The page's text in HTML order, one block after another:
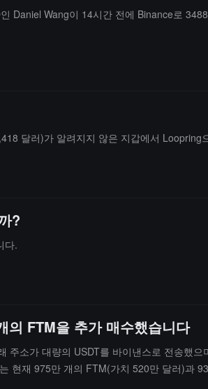
Daniel Wang이 14시간 전에 Binance로
달러)가 알려지지 않은 지갑에서 Loopring
?
다.
의 FTM을 추가 매수했습니다
소가 대량의 USDT를 바이낸스로 전송했
현재 975만 개의 FTM(가치 520만 달러)과